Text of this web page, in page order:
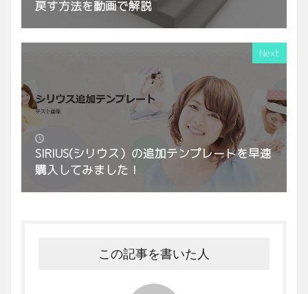
戻す方法を動画で解説
Next
SIRIUS(シリウス）の追加テンプレートを早速
購入してみました！
この記事を書いた人